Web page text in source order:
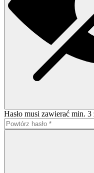
Hasło musi zawierać min.